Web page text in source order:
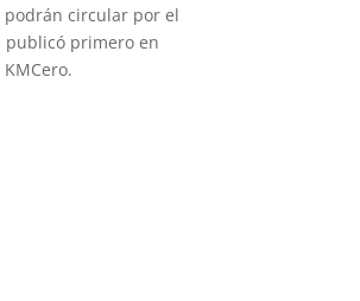
podrán circular por el
publicó primero en